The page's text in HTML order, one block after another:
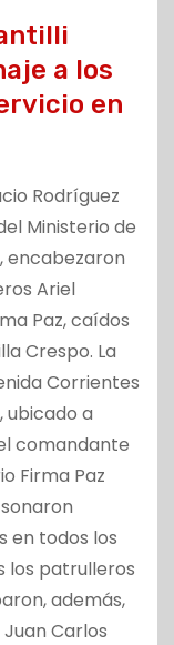
a los
en
Rodríguez
Ministerio de
encabezaron
Ariel
Paz, caídos
Crespo. La
Corrientes
ubicado a
comandante
Firma Paz
en todos los
los patrulleros
además,
Carlos